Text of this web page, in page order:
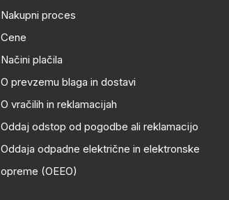
Nakupni proces
Cene
Načini plačila
O prevzemu blaga in dostavi
O vračilih in reklamacijah
Oddaj odstop od pogodbe ali reklamacijo
Oddaja odpadne električne in elektronske
opreme (OEEO)